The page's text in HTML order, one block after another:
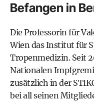
Befangen in
Die Professorin für
Wien das Institut für
Tropenmedizin. Seit
Nationalen
zusätzlich in der
bei all seinen